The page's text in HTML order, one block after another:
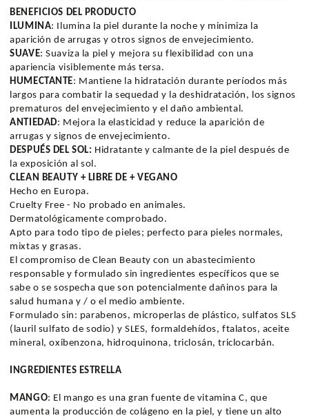
BENEFICIOS DEL PRODUCTO
ILUMINA: Ilumina la piel durante la noche y minimiza la
aparición de arrugas y otros signos de envejecimiento.
SUAVE: Suaviza la piel y mejora su flexibilidad con una
apariencia visiblemente más tersa.
HUMECTANTE: Mantiene la hidratación durante períodos más
largos para combatir la sequedad y la deshidratación, los signos
prematuros del envejecimiento y el daño ambiental.
ANTIEDAD: Mejora la elasticidad y reduce la aparición de
arrugas y signos de envejecimiento.
DESPUÉS DEL SOL: Hidratante y calmante de la piel después de
la exposición al sol.
CLEAN BEAUTY + LIBRE DE + VEGANO
Hecho en Europa.
Cruelty Free - No probado en animales.
Dermatológicamente comprobado.
Apto para todo tipo de pieles; perfecto para pieles normales,
mixtas y grasas.
El compromiso de Clean Beauty con un abastecimiento
responsable y formulado sin ingredientes específicos que se
sabe o se sospecha que son potencialmente dañinos para la
salud humana y / o el medio ambiente.
Formulado sin: parabenos, microperlas de plástico, sulfatos SLS
(lauril sulfato de sodio) y SLES, formaldehídos, ftalatos, aceite
mineral, oxibenzona, hidroquinona, triclosán, triclocarbán.
INGREDIENTES ESTRELLA
MANGO: El mango es una gran fuente de vitamina C, que
aumenta la producción de colágeno en la piel, y tiene un alto